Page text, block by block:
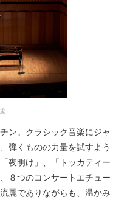
ン。クラシック音楽にジャ
弾くものの力量を試すよう
夜明け」、「トッカティー
８つのコンサートエチュー
麗でありながらも、温かみ